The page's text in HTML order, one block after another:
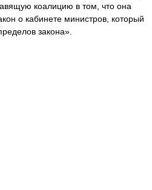
коалицию в том, что она
о кабинете министров, который
закона».